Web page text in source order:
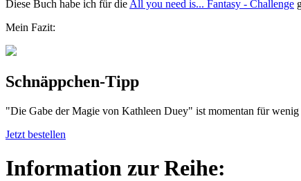
Diese Buch habe ich für die All you need is... Fantasy - Challenge
Mein Fazit:
Schnäppchen-Tipp
"Die Gabe der Magie von Kathleen Duey" ist momentan für wenig
Jetzt bestellen
Information zur Reihe: